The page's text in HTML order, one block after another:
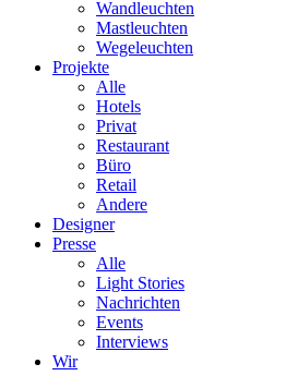
Wandleuchten
Mastleuchten
Wegeleuchten
Projekte
Alle
Hotels
Privat
Restaurant
Büro
Retail
Andere
Designer
Presse
Alle
Light Stories
Nachrichten
Events
Interviews
Wir